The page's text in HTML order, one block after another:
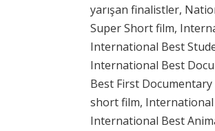
yarışan finalistler,
Super Short film,
International Best
International Best
Best First
short film,
International Best